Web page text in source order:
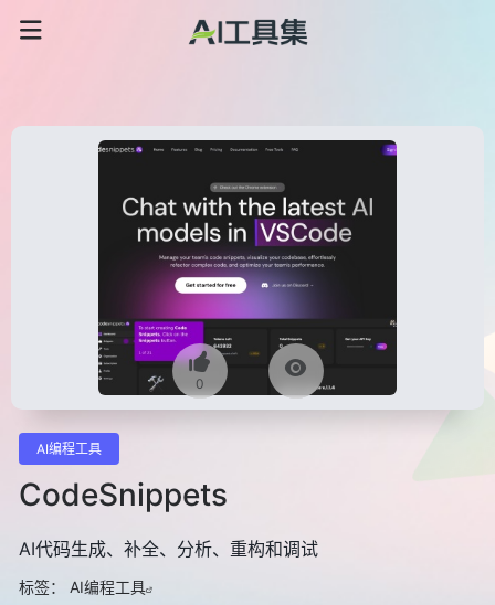
0
AI编程工具
CodeSnippets
AI代码生成、补全、分析、重构和调试
标签： AI编程工具